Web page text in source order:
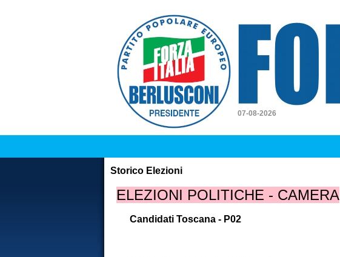
Forza Italia
07-08-2026
Storico Elezioni
ELEZIONI POLITICHE - CAMERA
Candidati Toscana - P02